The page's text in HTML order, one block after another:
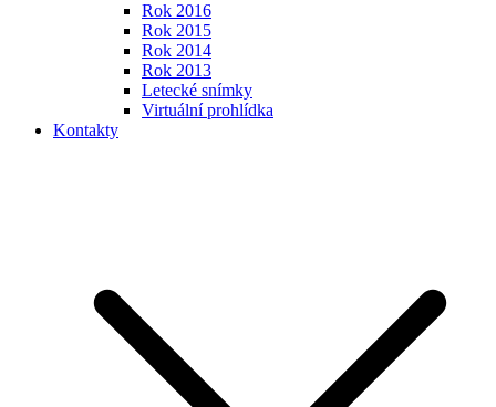
Rok 2016
Rok 2015
Rok 2014
Rok 2013
Letecké snímky
Virtuální prohlídka
Kontakty